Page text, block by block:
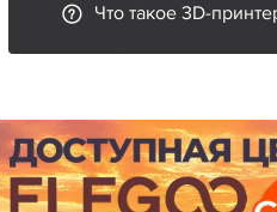
Что такое 3D-